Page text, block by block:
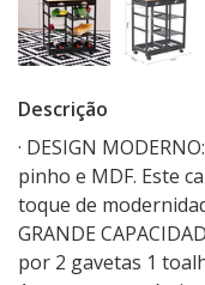
Descrição
· DESIGN
pinho e MDF. Este
toque de
GRANDE
por 2 gavetas 1